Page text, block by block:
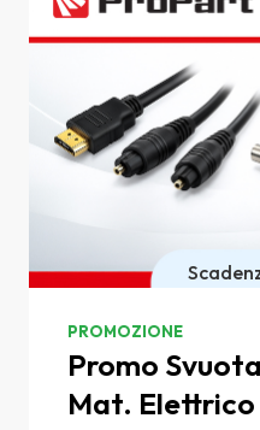
PROMOZIONE
Promo
Mat. Elettrico